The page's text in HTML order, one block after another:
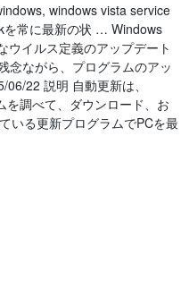
windows vista service
を常に最新の状 … Windows
ウイルス定義のアップデート
念ながら、プログラムのアッ
22 説明 自動更新は、
調べて、ダウンロード、お
いる更新プログラムでPCを最